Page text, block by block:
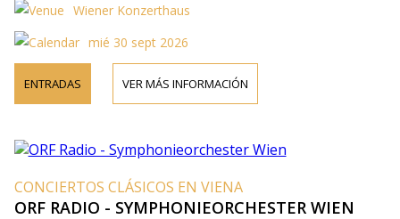
Wiener Konzerthaus
mié 30 sept 2026
ENTRADAS VER MÁS INFORMACIÓN
CONCIERTOS CLÁSICOS EN VIENA
ORF RADIO - SYMPHONIEORCHESTER WIEN